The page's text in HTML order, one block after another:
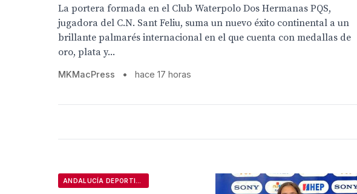
La portera formada en el Club Waterpolo Dos Hermanas PQS,
jugadora del C.N. Sant Feliu, suma un nuevo éxito continental a un
brillante palmarés internacional en el que cuenta con medallas de
oro, plata y...
MKMacPress • hace 17 horas